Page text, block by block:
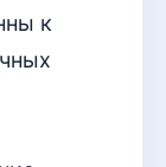
к